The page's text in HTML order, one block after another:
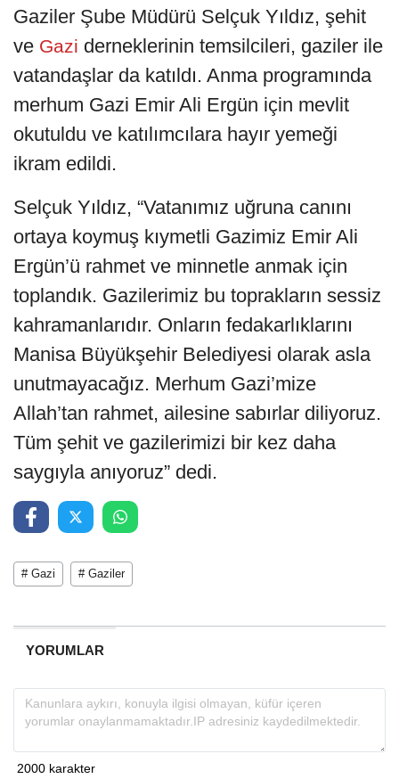
Gaziler Şube Müdürü Selçuk Yıldız, şehit
ve Gazi derneklerinin temsilcileri, gaziler ile
vatandaşlar da katıldı. Anma programında
merhum Gazi Emir Ali Ergün için mevlit
okutuldu ve katılımcılara hayır yemeği
ikram edildi.
Selçuk Yıldız, “Vatanımız uğruna canını
ortaya koymuş kıymetli Gazimiz Emir Ali
Ergün’ü rahmet ve minnetle anmak için
toplandık. Gazilerimiz bu toprakların sessiz
kahramanlarıdır. Onların fedakarlıklarını
Manisa Büyükşehir Belediyesi olarak asla
unutmayacağız. Merhum Gazi’mize
Allah’tan rahmet, ailesine sabırlar diliyoruz.
Tüm şehit ve gazilerimizi bir kez daha
saygıyla anıyoruz” dedi.
# Gazi # Gaziler
YORUMLAR